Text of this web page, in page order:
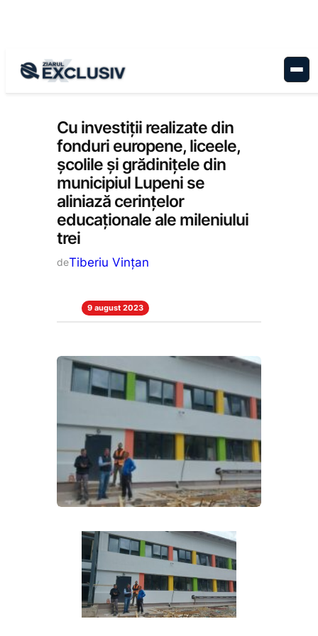
Administrație
Cu investiții realizate din
fonduri europene, liceele,
școlile și grădinițele din
municipiul Lupeni se
aliniază cerințelor
educaționale ale mileniului
trei
deTiberiu Vințan
9 august 2023